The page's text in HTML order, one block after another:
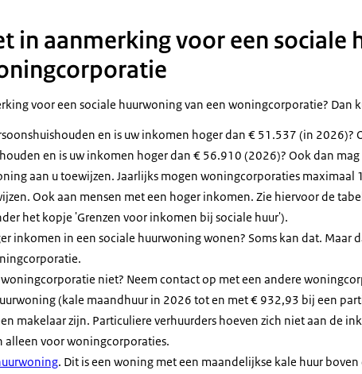
in aanmerking voor een sociale
voor een sociale huurwoning van een woningcorporatie? Dan
en is uw inkomen hoger dan € 51.537 (in 2026)?
en is uw inkomen hoger dan € 56.910 (2026)? Ook dan
aan u toewijzen. Jaarlijks mogen woningcorporaties maximaal
Ook aan mensen met een hoger inkomen. Zie hiervoor de
het kopje 'Grenzen voor inkomen bij sociale huur').
inkomen in een sociale huurwoning wonen? Soms kan dat. Maar
niet? Neem contact op met een andere
(kale maandhuur in 2026 tot en met € 932,93 bij een
makelaar zijn. Particuliere verhuurders hoeven zich niet aan de
alleen voor woningcorporaties.
. Dit is een woning met een maandelijkse kale huur